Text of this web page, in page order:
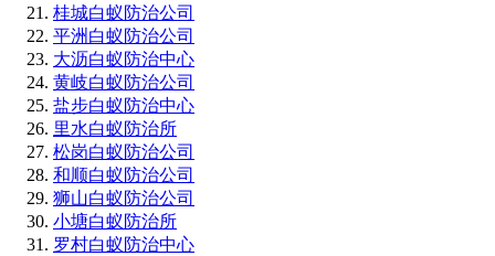
桂城白蚁防治公司
平洲白蚁防治公司
大沥白蚁防治中心
黄岐白蚁防治公司
盐步白蚁防治中心
里水白蚁防治所
松岗白蚁防治公司
和顺白蚁防治公司
狮山白蚁防治公司
小塘白蚁防治所
罗村白蚁防治中心